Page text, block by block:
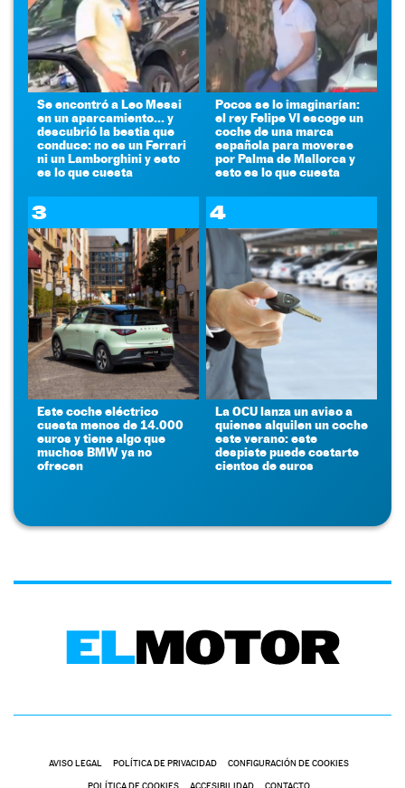
Se encontró a Leo Messi
en un aparcamiento... y
descubrió la bestia que
conduce: no es un Ferrari
ni un Lamborghini y esto
es lo que cuesta
Pocos se lo imaginarían:
el rey Felipe VI escoge un
coche de una marca
española para moverse
por Palma de Mallorca y
esto es lo que cuesta
3
Este coche eléctrico
cuesta menos de 14.000
euros y tiene algo que
muchos BMW ya no
ofrecen
4
La OCU lanza un aviso a
quienes alquilen un coche
este verano: este
despiste puede costarte
cientos de euros
AVISO LEGAL POLÍTICA DE PRIVACIDAD CONFIGURACIÓN DE COOKIES
POLÍTICA DE COOKIES ACCESIBILIDAD CONTACTO